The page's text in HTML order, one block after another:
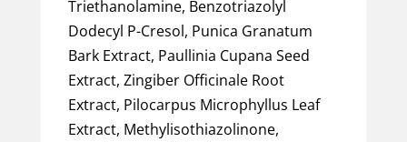
Triethanolamine, Benzotriazolyl
Dodecyl P-Cresol, Punica Granatum
Bark Extract, Paullinia Cupana Seed
Extract, Zingiber Officinale Root
Extract, Pilocarpus Microphyllus Leaf
Extract, Methylisothiazolinone,